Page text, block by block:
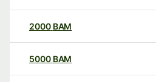
2000 BAM
5000 BAM